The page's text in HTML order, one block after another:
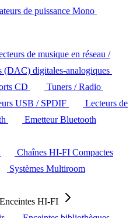
de puissance Mono
de musique en réseau /
(DAC) digitales-analogiques
CD
Tuners / Radio
USB / SPDIF
Lecteurs de
Emetteur Bluetooth
Chaînes HI-FI Compactes
Systèmes Multiroom
Enceintes HI-FI